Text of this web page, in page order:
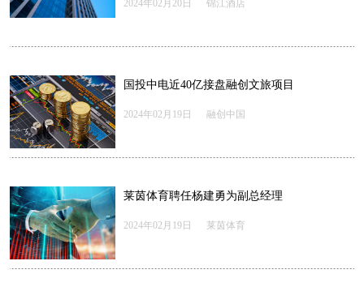
2024年02月20日 锦江酒店
国投中电近40亿接盘融创文旅项目
2024年02月19日 融创中国
莱茵体育聘任杨建勇为副总经理
2024年02月19日 莱茵体育